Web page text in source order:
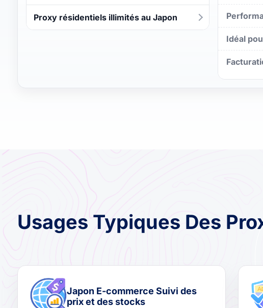
Proxy résidentiels illimités au Japon
Idéal
Usages Typiques Des
Japon E-commerce Suivi des
prix et des stocks